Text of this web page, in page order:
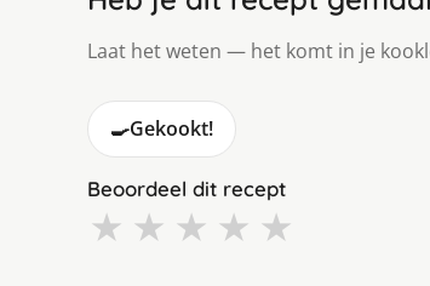
Laat het weten — het komt in je
🍳Gekookt!
Beoordeel dit recept
★ ★ ★ ★ ★